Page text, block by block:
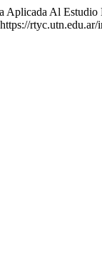
Aplicada Al